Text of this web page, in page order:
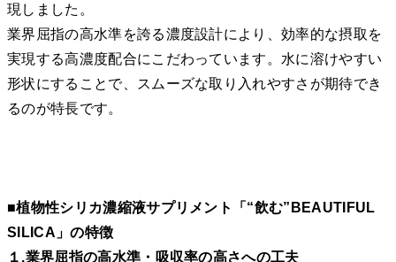
現しました。
業界屈指の高水準を誇る濃度設計により、効率的な摂取を
実現する高濃度配合にこだわっています。水に溶けやすい
形状にすることで、スムーズな取り入れやすさが期待でき
るのが特長です。
■植物性シリカ濃縮液サプリメント「“飲む”BEAUTIFUL
SILICA」の特徴
１.業界屈指の高水準・吸収率の高さへの工夫